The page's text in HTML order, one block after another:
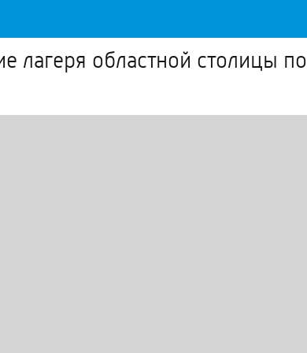
лагеря областной столицы